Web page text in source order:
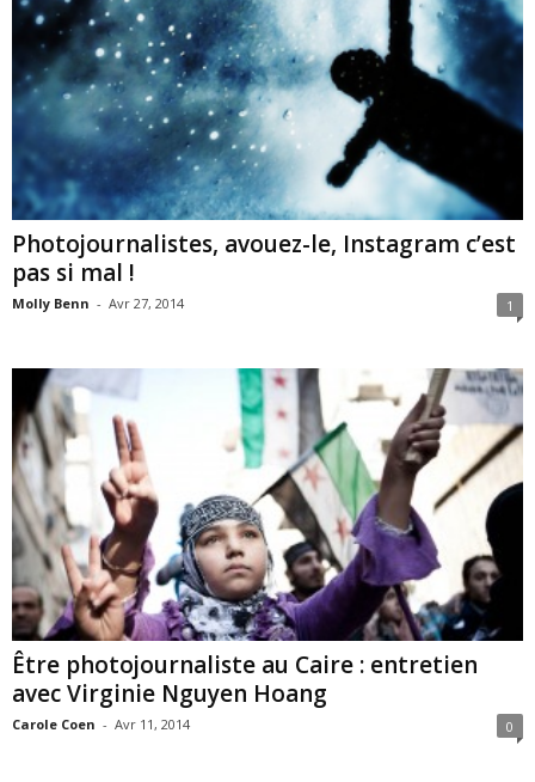
Photojournalistes, avouez-le, Instagram c’est
pas si mal !
Molly Benn - Avr 27, 2014 1
Être photojournaliste au Caire : entretien
avec Virginie Nguyen Hoang
Carole Coen - Avr 11, 2014 0